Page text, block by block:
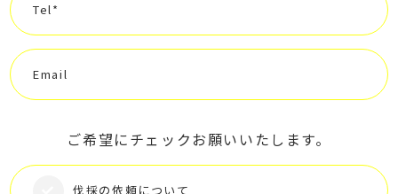
Tel*
Email
ご希望にチェックお願いいたします。
伐採の依頼について